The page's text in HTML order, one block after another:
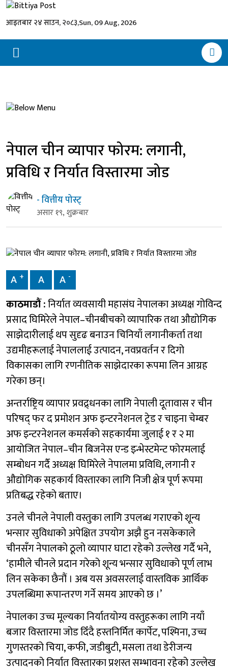
आइतबार २४ साउन, २०८३,Sun, 09 Aug, 2026
नेपाल चीन व्यापार फोरम: लगानी,
प्रविधि र निर्यात विस्तारमा जोड
- वित्तीय पोस्ट्
असार १९, शुक्रबार
A + A A -
काठमाडौं :निर्यात व्यवसायी महासंघ नेपालका अध्यक्ष गोविन्द
प्रसाद घिमिरेले नेपाल–चीनबीचको व्यापारिक तथा औद्योगिक
साझेदारीलाई थप सुदृढ बनाउन चिनियाँ लगानीकर्ता तथा
उद्यमीहरूलाई नेपाललाई उत्पादन, नवप्रवर्तन र दिगो
विकासका लागि रणनीतिक साझेदारका रूपमा लिन आग्रह
गरेका छन्।
अन्तर्राष्ट्रिय व्यापार प्रवद्र्धनका लागि नेपाली दूतावास र चीन
परिषद् फर द प्रमोशन अफ इन्टरनेशनल ट्रेड र चाइना चेम्बर
अफ इन्टरनेशनल कमर्सको सहकार्यमा जुलाई १ र २ मा
आयोजित नेपाल–चीन बिजनेस एन्ड इन्भेस्टमेन्ट फोरमलाई
सम्बोधन गर्दै अध्यक्ष घिमिरेले नेपालमा प्रविधि, लगानी र
औद्योगिक सहकार्य विस्तारका लागि निजी क्षेत्र पूर्ण रूपमा
प्रतिबद्ध रहेको बताए।
उनले चीनले नेपाली वस्तुका लागि उपलब्ध गराएको शून्य
भन्सार सुविधाको अपेक्षित उपयोग अझै हुन नसकेकाले
चीनसँग नेपालको ठूलो व्यापार घाटा रहेको उल्लेख गर्दै भने,
‘हामीले चीनले प्रदान गरेको शून्य भन्सार सुविधाको पूर्ण लाभ
लिन सकेका छैनौं । अब यस अवसरलाई वास्तविक आर्थिक
उपलब्धिमा रूपान्तरण गर्ने समय आएको छ ।’
नेपालका उच्च मूल्यका निर्यातयोग्य वस्तुहरूका लागि नयाँ
बजार विस्तारमा जोड दिँदै हस्तनिर्मित कार्पेट, पश्मिना, उच्च
गुणस्तरको चिया, कफी, जडीबुटी, मसला तथा डेरीजन्य
उत्पादनको निर्यात विस्तारका प्रशस्त सम्भावना रहेको उल्लेख